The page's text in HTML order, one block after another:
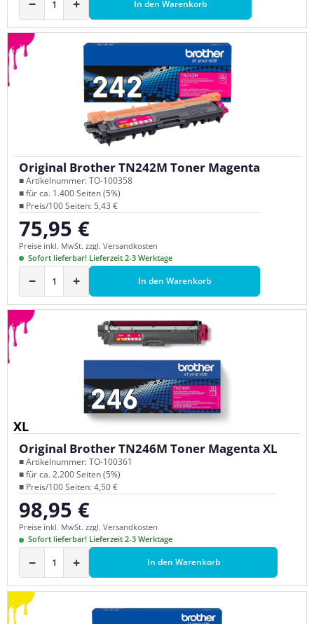
− + In den Warenkorb
Original Brother TN242M Toner Magenta
■ Artikelnummer: TO-100358
■ für ca. 1.400 Seiten (5%)
■ Preis/100 Seiten: 5,43 €
Regulärer Preis:
75,95 €
Preise inkl. MwSt. zzgl. Versandkosten
Sofort lieferbar! Lieferzeit 2-3 Werktage
− + In den Warenkorb
XL
Original Brother TN246M Toner Magenta XL
■ Artikelnummer: TO-100361
■ für ca. 2.200 Seiten (5%)
■ Preis/100 Seiten: 4,50 €
Regulärer Preis:
98,95 €
Preise inkl. MwSt. zzgl. Versandkosten
Sofort lieferbar! Lieferzeit 2-3 Werktage
− + In den Warenkorb